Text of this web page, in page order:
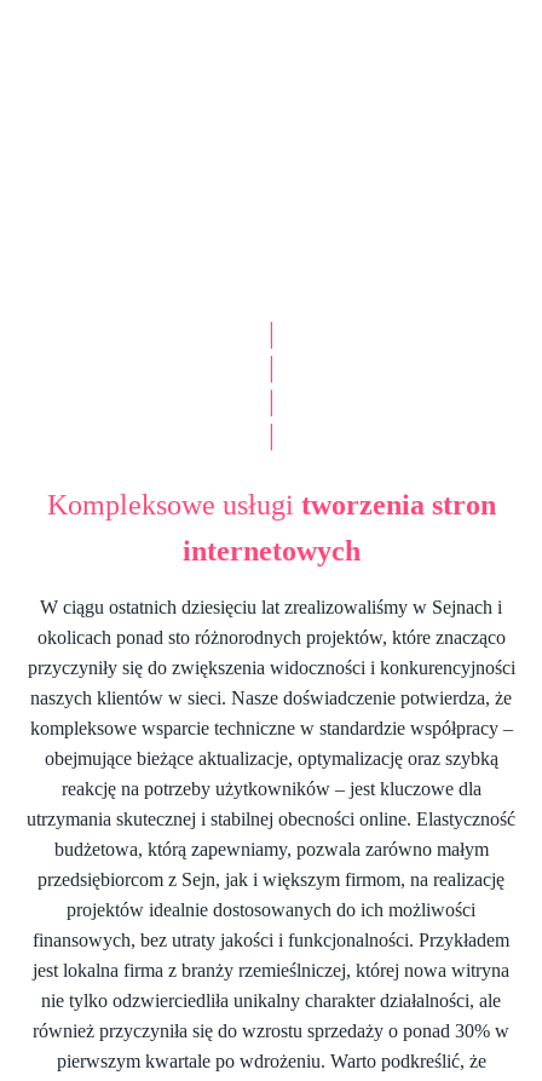
Kompleksowe usługi tworzenia stron
internetowych
W ciągu ostatnich dziesięciu lat zrealizowaliśmy w Sejnach i
okolicach ponad sto różnorodnych projektów, które znacząco
przyczyniły się do zwiększenia widoczności i konkurencyjności
naszych klientów w sieci. Nasze doświadczenie potwierdza, że
kompleksowe wsparcie techniczne w standardzie współpracy –
obejmujące bieżące aktualizacje, optymalizację oraz szybką
reakcję na potrzeby użytkowników – jest kluczowe dla
utrzymania skutecznej i stabilnej obecności online. Elastyczność
budżetowa, którą zapewniamy, pozwala zarówno małym
przedsiębiorcom z Sejn, jak i większym firmom, na realizację
projektów idealnie dostosowanych do ich możliwości
finansowych, bez utraty jakości i funkcjonalności. Przykładem
jest lokalna firma z branży rzemieślniczej, której nowa witryna
nie tylko odzwierciedliła unikalny charakter działalności, ale
również przyczyniła się do wzrostu sprzedaży o ponad 30% w
pierwszym kwartale po wdrożeniu. Warto podkreślić, że